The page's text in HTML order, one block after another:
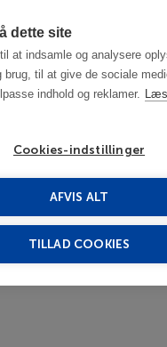
dette site
at indsamle og analysere
brug, til at give de sociale
indhold og reklamer.
Cookies-indstillinger
AFVIS ALT
TILLAD COOKIES
Highland Falls - NY